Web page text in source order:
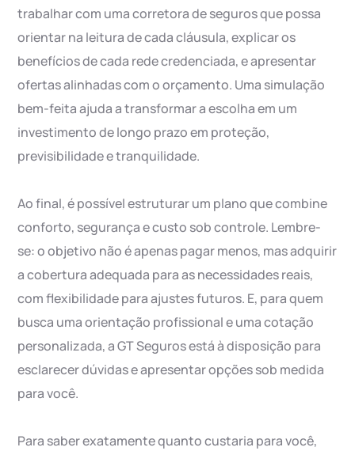
trabalhar com uma corretora de seguros que possa
orientar na leitura de cada cláusula, explicar os
benefícios de cada rede credenciada, e apresentar
ofertas alinhadas com o orçamento. Uma simulação
bem-feita ajuda a transformar a escolha em um
investimento de longo prazo em proteção,
previsibilidade e tranquilidade.
Ao final, é possível estruturar um plano que combine
conforto, segurança e custo sob controle. Lembre-
se: o objetivo não é apenas pagar menos, mas adquirir
a cobertura adequada para as necessidades reais,
com flexibilidade para ajustes futuros. E, para quem
busca uma orientação profissional e uma cotação
personalizada, a GT Seguros está à disposição para
esclarecer dúvidas e apresentar opções sob medida
para você.
Para saber exatamente quanto custaria para você,